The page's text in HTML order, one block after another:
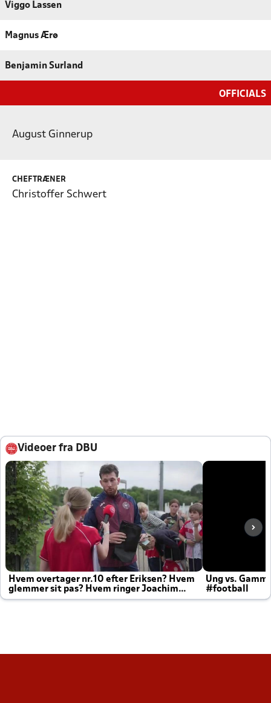
Viggo Lassen
Magnus Ærø
Benjamin Surland
OFFICIALS
August Ginnerup
CHEFTRÆNER
Christoffer Schwert
Videoer fra DBU
Hvem overtager nr.10 efter Eriksen? Hvem
glemmer sit pas? Hvem ringer Joachim
altid til efter kampe?
Ung vs.
#football